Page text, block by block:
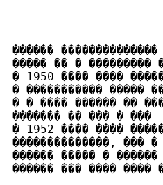
������
����� �� � ���������
� 1950 ���� ����
� ����������� �����
� � ���� ������ ��
������� �� ��� � ���
� 1952 ���� ����
��������������, ���
������ ����� �
������ ��� ���� ����